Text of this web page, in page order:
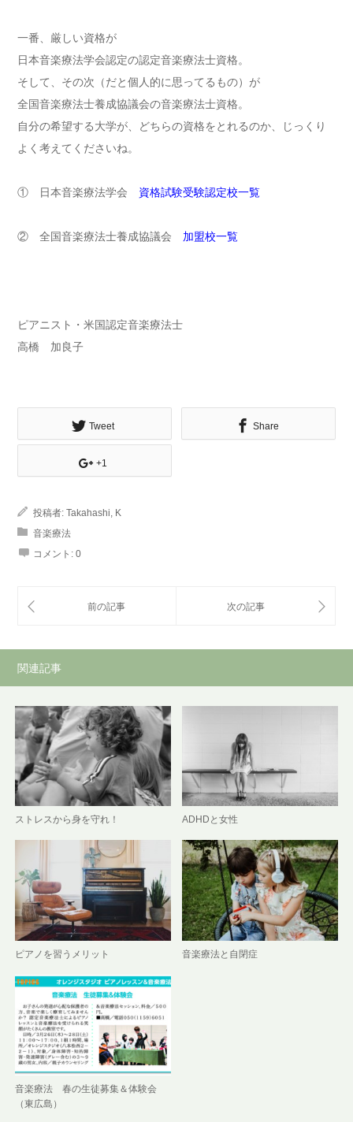
一番、厳しい資格が
日本音楽療法学会認定の認定音楽療法士資格。
そして、その次（だと個人的に思ってるもの）が
全国音楽療法士養成協議会の音楽療法士資格。
自分の希望する大学が、どちらの資格をとれるのか、じっくり
よく考えてくださいね。
① 日本音楽療法学会 資格試験受験認定校一覧
② 全国音楽療法士養成協議会 加盟校一覧
ピアニスト・米国認定音楽療法士
高橋 加良子
Tweet Share
+1
投稿者: Takahashi, K
音楽療法
コメント: 0
関連記事
ストレスから身を守れ！ ADHDと女性
ピアノを習うメリット 音楽療法と自閉症
音楽療法 春の生徒募集＆体験会
（東広島）